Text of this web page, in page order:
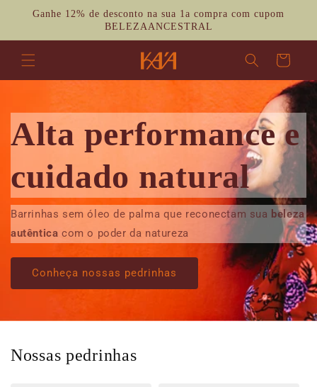
para o
Ganhe 12% de desconto na sua 1a compra com cupom
BELEZAANCESTRAL
Carrinho
Alta performance e
cuidado natural
Barrinhas sem óleo de palma que reconectam sua beleza
autêntica com o poder da natureza
Conheça nossas pedrinhas
Nossas pedrinhas